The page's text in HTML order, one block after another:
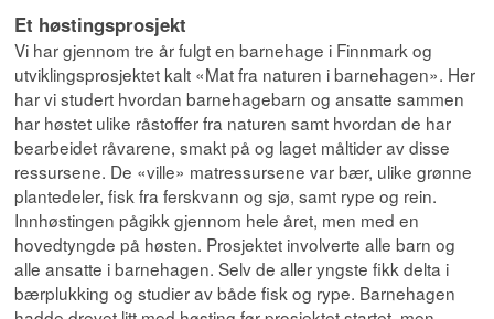
Et høstingsprosjekt
Vi har gjennom tre år fulgt en barnehage i Finnmark og
utviklingsprosjektet kalt «Mat fra naturen i barnehagen». Her
har vi studert hvordan barnehagebarn og ansatte sammen
har høstet ulike råstoffer fra naturen samt hvordan de har
bearbeidet råvarene, smakt på og laget måltider av disse
ressursene. De «ville» matressursene var bær, ulike grønne
plantedeler, fisk fra ferskvann og sjø, samt rype og rein.
Innhøstingen pågikk gjennom hele året, men med en
hovedtyngde på høsten. Prosjektet involverte alle barn og
alle ansatte i barnehagen. Selv de aller yngste fikk delta i
bærplukking og studier av både fisk og rype. Barnehagen